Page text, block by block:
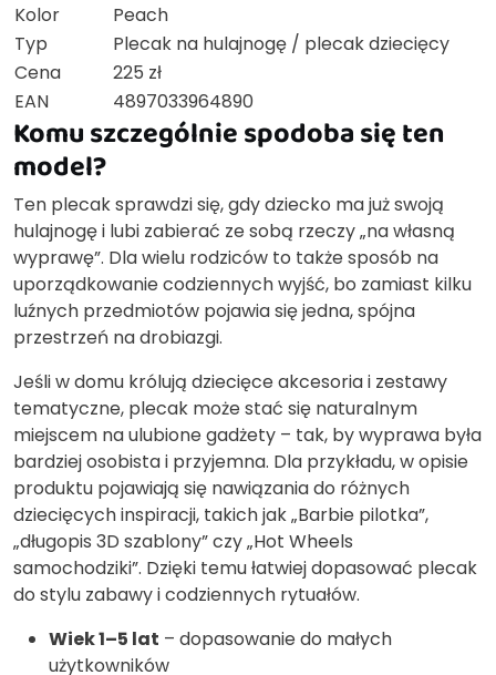
Kolor
Peach
Typ
Plecak na hulajnogę / plecak dziecięcy
Cena
225 zł
EAN
4897033964890
Komu szczególnie spodoba się ten
model?
Ten plecak sprawdzi się, gdy dziecko ma już swoją
hulajnogę i lubi zabierać ze sobą rzeczy „na własną
wyprawę”. Dla wielu rodziców to także sposób na
uporządkowanie codziennych wyjść, bo zamiast kilku
luźnych przedmiotów pojawia się jedna, spójna
przestrzeń na drobiazgi.
Jeśli w domu królują dziecięce akcesoria i zestawy
tematyczne, plecak może stać się naturalnym
miejscem na ulubione gadżety – tak, by wyprawa była
bardziej osobista i przyjemna. Dla przykładu, w opisie
produktu pojawiają się nawiązania do różnych
dziecięcych inspiracji, takich jak „Barbie pilotka”,
„długopis 3D szablony” czy „Hot Wheels
samochodziki”. Dzięki temu łatwiej dopasować plecak
do stylu zabawy i codziennych rytuałów.
Wiek 1–5 lat – dopasowanie do małych
użytkowników